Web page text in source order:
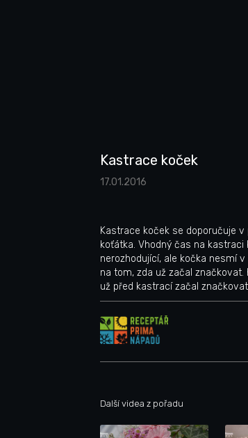
Kastrace koček
17.01.2016
Kastrace koček se doporučuje
koťátka. Vhodný čas na
nerozhodující, ale kočka nesmí
na tom, zda už začal
už před kastrací začal
Další videa z pořadu